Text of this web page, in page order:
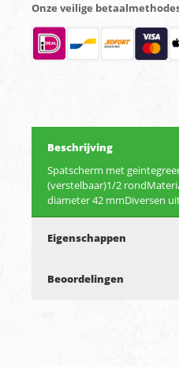
Onze veilige
Beschrijving
Spatscherm met
(verstelbaar)1/2
diameter 42 mmDiversen
Eigenschappen
Beoordelingen